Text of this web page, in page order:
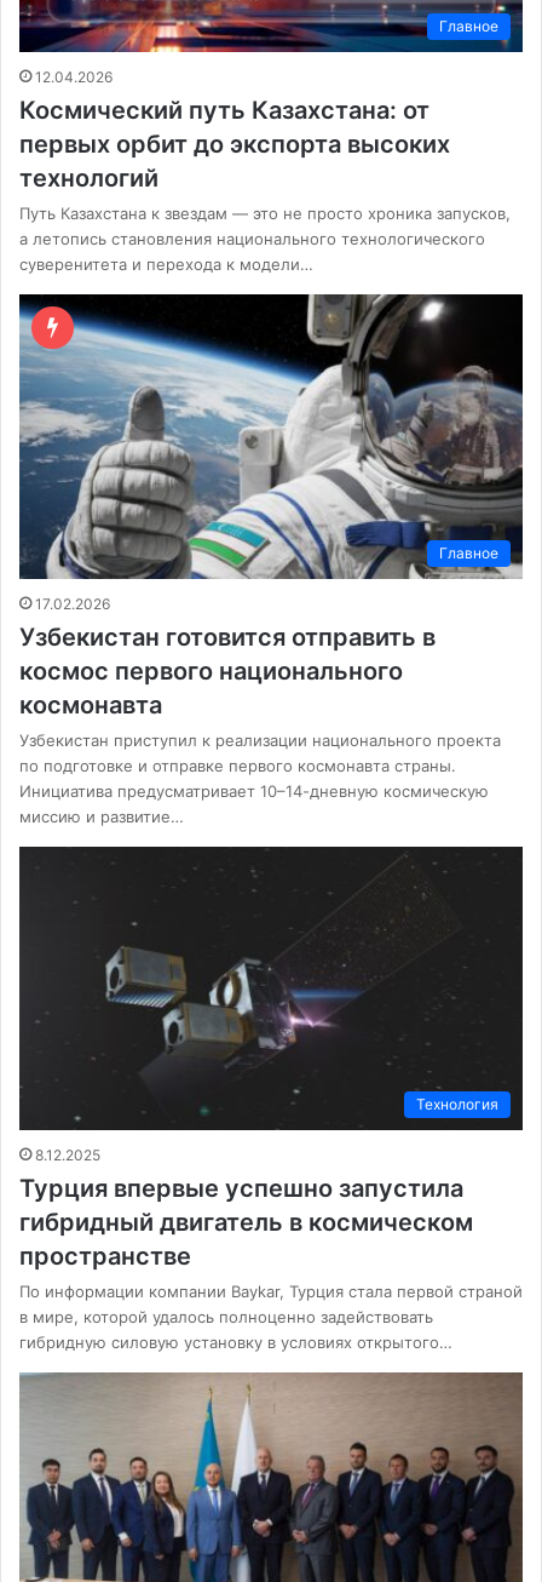
Главное
12.04.2026
Космический путь Казахстана: от
первых орбит до экспорта высоких
технологий
Путь Казахстана к звездам — это не просто хроника запусков,
а летопись становления национального технологического
суверенитета и перехода к модели…
Главное
17.02.2026
Узбекистан готовится отправить в
космос первого национального
космонавта
Узбекистан приступил к реализации национального проекта
по подготовке и отправке первого космонавта страны.
Инициатива предусматривает 10–14-дневную космическую
миссию и развитие…
Технология
8.12.2025
Турция впервые успешно запустила
гибридный двигатель в космическом
пространстве
По информации компании Baykar, Турция стала первой страной
в мире, которой удалось полноценно задействовать
гибридную силовую установку в условиях открытого…